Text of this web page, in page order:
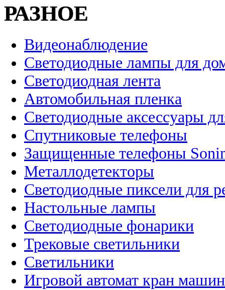
РАЗНОЕ
Видеонаблюдение
Светодиодные лампы для
Светодиодная лента
Автомобильная пленка
Светодиодные аксессуары
Спутниковые телефоны
Защищенные телефоны
Металлодетекторы
Светодиодные пиксели для
Настольные лампы
Светодиодные фонарики
Трековые светильники
Светильники
Игровой автомат кран